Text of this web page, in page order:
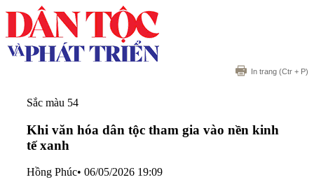
In trang (Ctr + P)
Sắc màu 54
Khi văn hóa dân tộc tham gia vào nền kinh
tế xanh
Hồng Phúc• 06/05/2026 19:09